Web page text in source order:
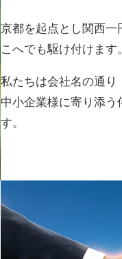
京都を起点とし関西一
こへでも駆け付けます
私たちは会社名の通り
中小企業様に寄り添う
す。